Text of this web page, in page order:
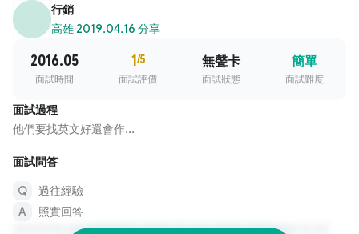
行銷
高雄·2019.04.16 分享
2016.05
面試時間
1/5
面試評價
無聲卡
面試狀態
簡單
面試難度
面試過程
他們要找英文好還會作...
面試問答
過往經驗
照實回答